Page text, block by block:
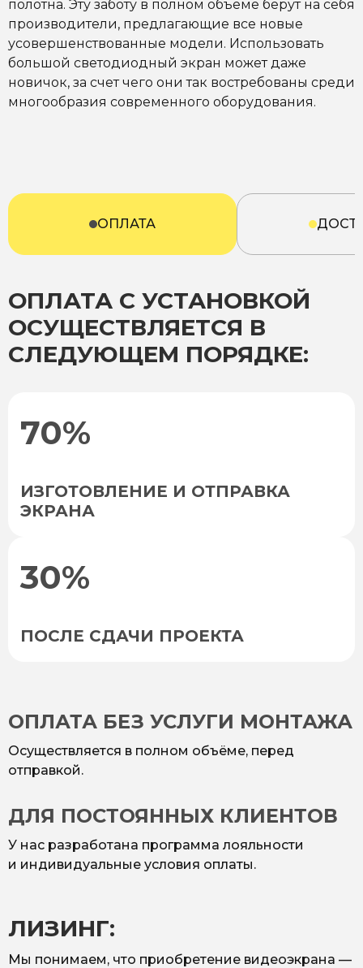
полотна. Эту заботу в полном объеме берут на себя
производители, предлагающие все новые
усовершенствованные модели. Использовать
большой светодиодный экран может даже
новичок, за счет чего они так востребованы среди
многообразия современного оборудования.
ОПЛАТА
ОПЛАТА С УСТАНОВКОЙ
ОСУЩЕСТВЛЯЕТСЯ В
СЛЕДУЮЩЕМ ПОРЯДКЕ:
70%
ИЗГОТОВЛЕНИЕ И ОТПРАВКА
ЭКРАНА
30%
ПОСЛЕ СДАЧИ ПРОЕКТА
ОПЛАТА БЕЗ УСЛУГИ МОНТАЖА
Осуществляется в полном объёме, перед
отправкой.
ДЛЯ ПОСТОЯННЫХ КЛИЕНТОВ
У нас разработана программа лояльности
и индивидуальные условия оплаты.
ЛИЗИНГ:
Мы понимаем, что приобретение видеоэкрана —